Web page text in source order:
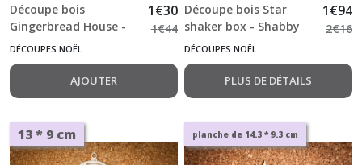
Découpe bois
Gingerbread House -
Christmas with elves
1€30
1€44
DÉCOUPES NOËL
AJOUTER
Découpe bois Star
shaker box - Shabby
Winter -658-
1€94
2€16
DÉCOUPES NOËL
PLUS DE DÉTAILS
13 * 9 cm planche de 14.3 * 9.3 cm